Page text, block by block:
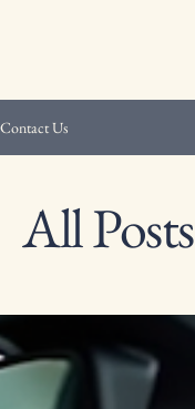
Contact Us
All Posts